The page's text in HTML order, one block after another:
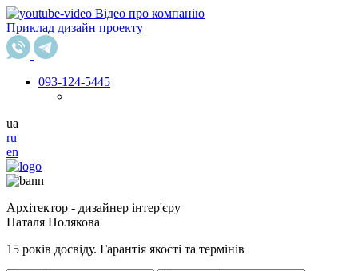
Відео про компанію
Приклад дизайн проекту
093-124-5445
ua
ru
en
Архітектор - дизайнер інтер'єру
Наталя Полякова
15 років досвіду. Гарантія якості та термінів